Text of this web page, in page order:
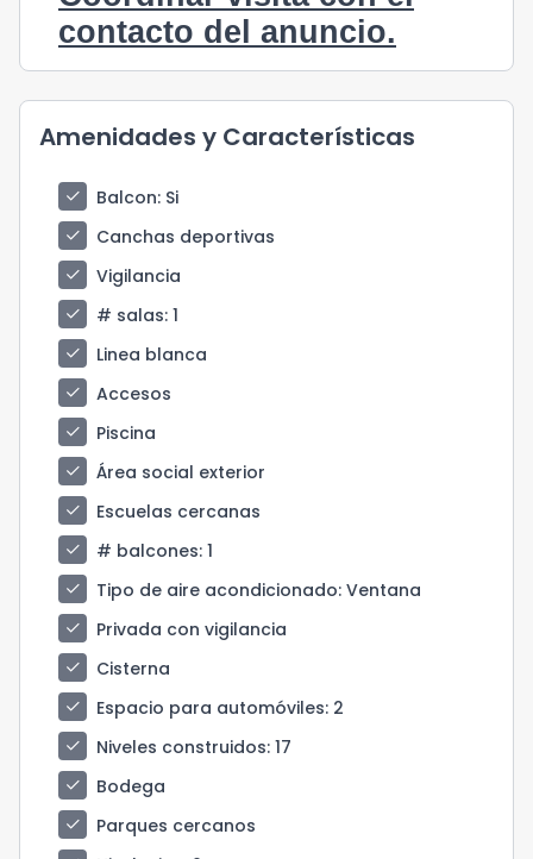
contacto del anuncio.
Amenidades y Características
check Balcon: Si
check
Canchas deportivas
check
Vigilancia
check
# salas: 1
check
Linea blanca
check
Accesos
check
Piscina
check
Área social exterior
check
Escuelas cercanas
check
# balcones: 1
check
Tipo de aire acondicionado: Ventana
check
Privada con vigilancia
check
Cisterna
check
Espacio para automóviles: 2
check
Niveles construidos: 17
check
Bodega
check
Parques cercanos